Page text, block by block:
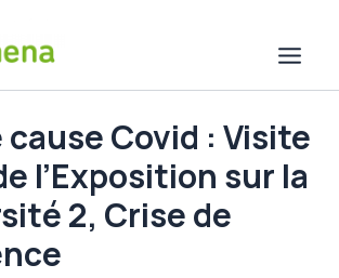
Covid : Visite
l’Exposition sur la
2, Crise de